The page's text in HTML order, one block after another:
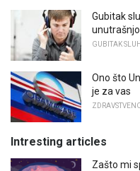
Gubitak
GUBITAK
Ono što
je za vas
Intresting articles
Zašto mi